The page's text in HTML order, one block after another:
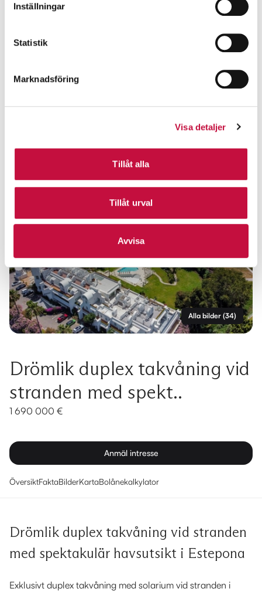
Inställningar
Statistik
Marknadsföring
Visa detaljer
Tillåt alla
Tillåt urval
Avvisa
Alla bilder (34)
Drömlik duplex takvåning vid
stranden med spekt..
1 690 000 €
Anmäl intresse
ÖversiktFaktaBilderKartaBolånekalkylator
Drömlik duplex takvåning vid stranden
med spektakulär havsutsikt i Estepona
Exklusivt duplex takvåning med solarium vid stranden i